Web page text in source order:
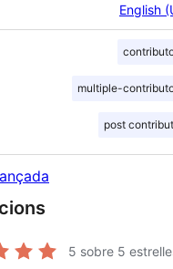
English
multiple-
post
5 sobre 5